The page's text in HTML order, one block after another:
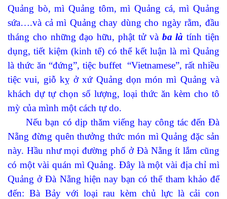
Quảng bò, mì Quảng tôm, mì Quảng cá, mì Quảng
sứa….và cả mì Quảng chay dùng cho ngày rằm, đầu
tháng cho những đạo hữu, phật tử và ba làtính tiện
dụng, tiết kiệm (kinh tế) có thể kết luận là mì Quảng
là thức ăn “đứng”, tiệc buffet “Vietnamese”, rất nhiều
tiệc vui, giỗ kỵ ở xứ Quảng dọn món mì Quảng và
khách dự tự chọn số lượng, loại thức ăn kèm cho tô
mỳ của mình một cách tự do.
Nếu bạn có dịp thăm viếng hay công tác đến Đà
Nẵng đừng quên thưởng thức món mì Quảng đặc sản
này. Hầu như mọi đường phố ở Đà Nẵng ít lắm cũng
có một vài quán mì Quảng. Đây là một vài địa chỉ mì
Quảng ở Đà Nẵng hiện nay bạn có thể tham khảo để
đến: Bà Bảy với loại rau kèm chủ lực là cải con